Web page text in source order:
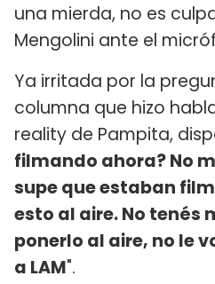
una mierda, no es
Mengolini ante el
Ya irritada por la
columna que hizo
reality de Pampita,
filmando ahora? No
supe que estaban
esto al aire. No tenés
ponerlo al aire, no le
a LAM".